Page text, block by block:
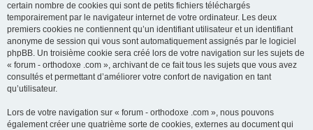
certain nombre de cookies qui sont de petits fichiers téléchargés
temporairement par le navigateur internet de votre ordinateur. Les deux
premiers cookies ne contiennent qu’un identifiant utilisateur et un identifiant
anonyme de session qui vous sont automatiquement assignés par le logiciel
phpBB. Un troisième cookie sera créé lors de votre navigation sur les sujets de
« forum - orthodoxe .com », archivant de ce fait tous les sujets que vous avez
consultés et permettant d’améliorer votre confort de navigation en tant
qu’utilisateur.
Lors de votre navigation sur « forum - orthodoxe .com », nous pouvons
également créer une quatrième sorte de cookies, externes au document qui